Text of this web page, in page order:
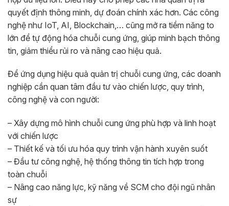
quyết định thông minh, dự đoán chính xác hơn. Các công
nghệ như IoT, AI, Blockchain,… cũng mở ra tiềm năng to
lớn để tự động hóa chuỗi cung ứng, giúp minh bạch thông
tin, giảm thiểu rủi ro và nâng cao hiệu quả.
Để ứng dụng hiệu quả quản trị chuỗi cung ứng, các doanh
nghiệp cần quan tâm đầu tư vào chiến lược, quy trình,
công nghệ và con người:
– Xây dựng mô hình chuỗi cung ứng phù hợp và linh hoạt
với chiến lược
– Thiết kế và tối ưu hóa quy trình vận hành xuyên suốt
– Đầu tư công nghệ, hệ thống thông tin tích hợp trong
toàn chuỗi
– Nâng cao năng lực, kỹ năng về SCM cho đội ngũ nhân
sự